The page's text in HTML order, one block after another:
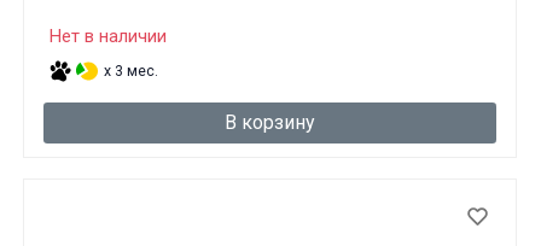
Нет в наличии
x 3 мес.
В корзину